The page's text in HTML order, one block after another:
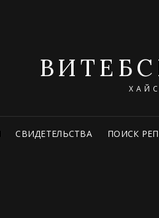
СВИДЕТЕЛЬСТВА ПОИСК